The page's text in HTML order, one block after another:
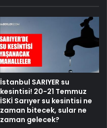
İstanbul SARIYER su
kesintisi! 20-21 Temmuz
İSKİ Sarıyer su kesintisi ne
zaman bitecek, sular ne
zaman gelecek?